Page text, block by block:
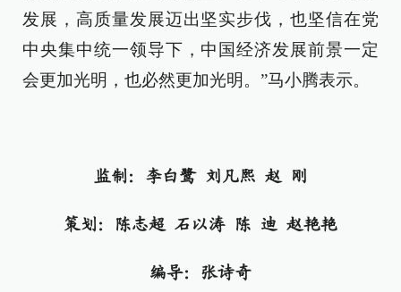
发展，高质量发展迈出坚实步伐，也坚信在党
中央集中统一领导下，中国经济发展前景一定
会更加光明，也必然更加光明。”马小腾表示。
监制：李白鹭 刘凡熙 赵 刚
策划：陈志超 石以涛 陈 迪 赵艳艳
编导：张诗奇